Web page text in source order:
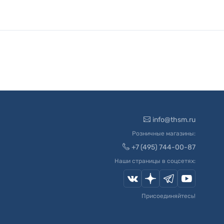
info@thsm.ru
Розничные магазины:
+7 (495) 744-00-87
Наши страницы в соцсетях:
Присоединяйтесь!